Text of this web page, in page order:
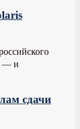
— и
сдачи